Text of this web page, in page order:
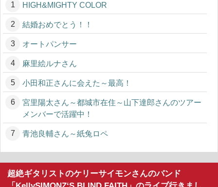
HIGH&MIGHTY COLOR
結婚おめでとう！！
オートパンサー
麻里絵ルナさん
小田和正さんに会えた～最高！
宮里陽太さん～都城市在住～山下達郎さんのツアー
メンバーで活躍中！
青池良輔さん～紙兔ロペ
超絶ギタリストのケリーサイモンさんのバンド